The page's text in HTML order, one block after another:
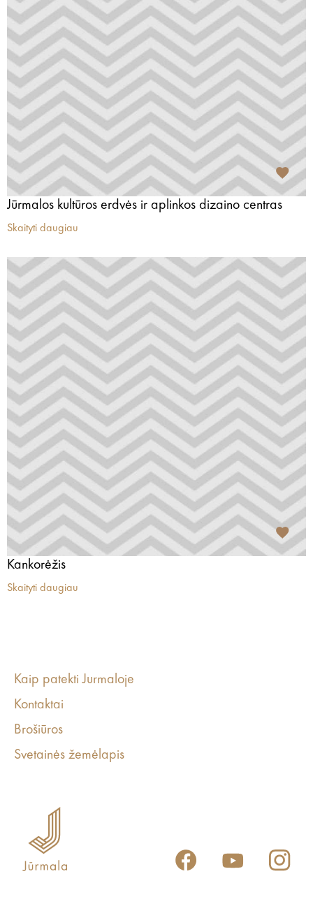
Jūrmalos kultūros erdvės ir aplinkos dizaino centras
Skaityti daugiau
Kankorėžis
Skaityti daugiau
Kaip patekti Jurmaloje
Kontaktai
Brošiūros
Svetainės žemėlapis